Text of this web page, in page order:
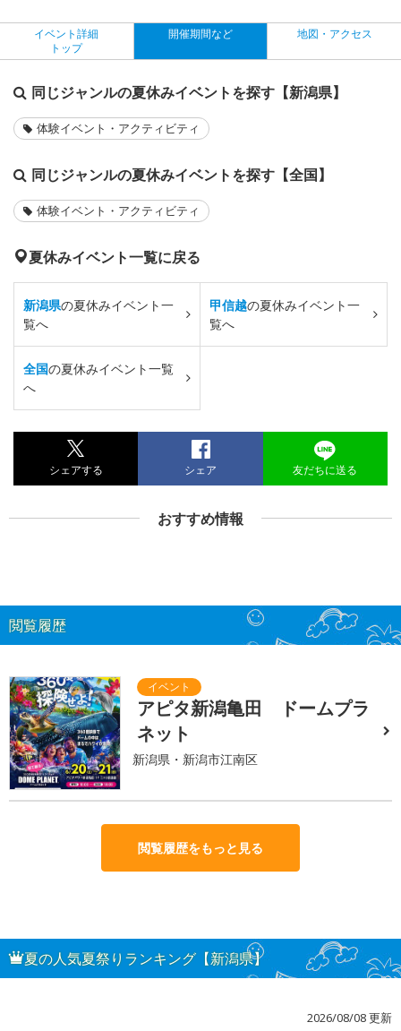
イベント詳細
トップ
開催期間など 地図・アクセス
同じジャンルの夏休みイベントを探す【新潟県】
体験イベント・アクティビティ
同じジャンルの夏休みイベントを探す【全国】
体験イベント・アクティビティ
夏休みイベント一覧に戻る
新潟県の夏休みイベント一
覧へ
甲信越の夏休みイベント一
覧へ
全国の夏休みイベント一覧
へ
シェアする シェア 友だちに送る
おすすめ情報
閲覧履歴
アピタ新潟亀田 ドームプラ
ネット
新潟県・新潟市江南区
閲覧履歴をもっと見る
夏の人気夏祭りランキング【新潟県】
2026/08/08 更新